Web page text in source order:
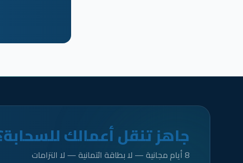
جاهز تنقل أعمالك
8 أيام مجانية — لا بطاقة ائتمانية — لا التزامات